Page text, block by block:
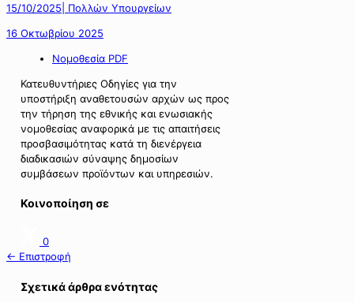
15/10/2025| Πολλών Υπουργείων
16 Οκτωβρίου 2025
Νομοθεσία PDF
Κατευθυντήριες Οδηγίες για την
υποστήριξη αναθετουσών αρχών ως προς
την τήρηση της εθνικής και ενωσιακής
νομοθεσίας αναφορικά με τις απαιτήσεις
προσβασιμότητας κατά τη διενέργεια
διαδικασιών σύναψης δημοσίων
συμβάσεων προϊόντων και υπηρεσιών.
Κοινοποίηση σε
0
← Επιστροφή
Σχετικά άρθρα ενότητας